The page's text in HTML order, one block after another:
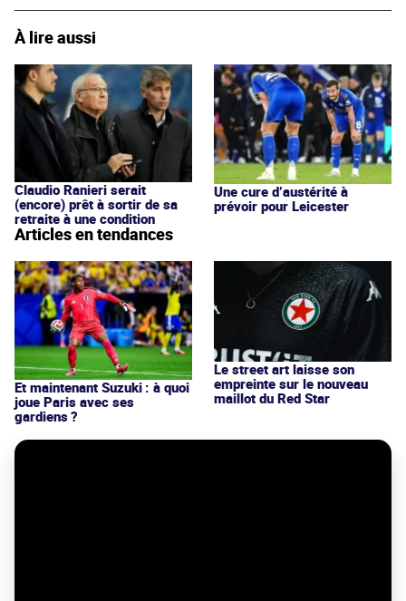
À lire aussi
Claudio Ranieri serait
(encore) prêt à sortir de sa
retraite à une condition
Une cure d’austérité à
prévoir pour Leicester
Articles en tendances
Et maintenant Suzuki : à quoi
joue Paris avec ses
gardiens ?
Le street art laisse son
empreinte sur le nouveau
maillot du Red Star